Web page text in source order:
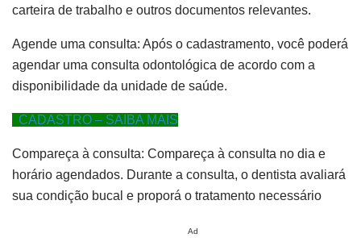
carteira de trabalho e outros documentos relevantes.
Agende uma consulta: Após o cadastramento, você poderá
agendar uma consulta odontológica de acordo com a
disponibilidade da unidade de saúde.
CADASTRO – SAIBA MAIS
Compareça à consulta: Compareça à consulta no dia e
horário agendados. Durante a consulta, o dentista avaliará
sua condição bucal e proporá o tratamento necessário
Ad